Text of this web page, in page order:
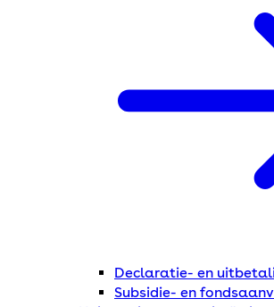
Declaratie- en
Subsidie- en